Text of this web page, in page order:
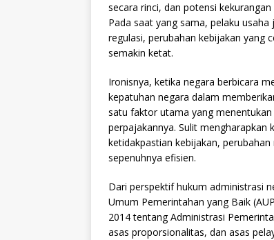
secara rinci, dan potensi
Pada saat yang sama, pelaku
regulasi, perubahan kebijakan yang
semakin ketat.
Ironisnya, ketika negara berbicara
kepatuhan negara dalam
satu faktor utama yang
perpajakannya. Sulit mengharapkan
ketidakpastian kebijakan,
sepenuhnya efisien.
Dari perspektif hukum administrasi
Umum Pemerintahan yang Baik
2014 tentang Administrasi
asas proporsionalitas, dan asas